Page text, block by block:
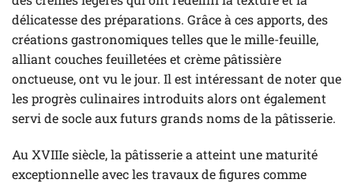
délicatesse des préparations. Grâce à ces apports, des
créations gastronomiques telles que le mille-feuille,
alliant couches feuilletées et crème pâtissière
onctueuse, ont vu le jour. Il est intéressant de noter que
les progrès culinaires introduits alors ont également
servi de socle aux futurs grands noms de la pâtisserie.
Au XVIIIe siècle, la pâtisserie a atteint une maturité
exceptionnelle avec les travaux de figures comme